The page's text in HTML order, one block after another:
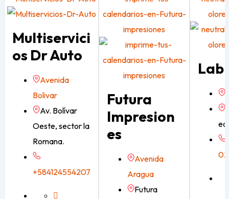
Multiservici
Os Dr Auto
Avenida
Bolivar
Av. Bolívar
Oeste, sector la
Romana.
+584124554207
Futura
Impresion
Es
Avenida
Aragua
Futura